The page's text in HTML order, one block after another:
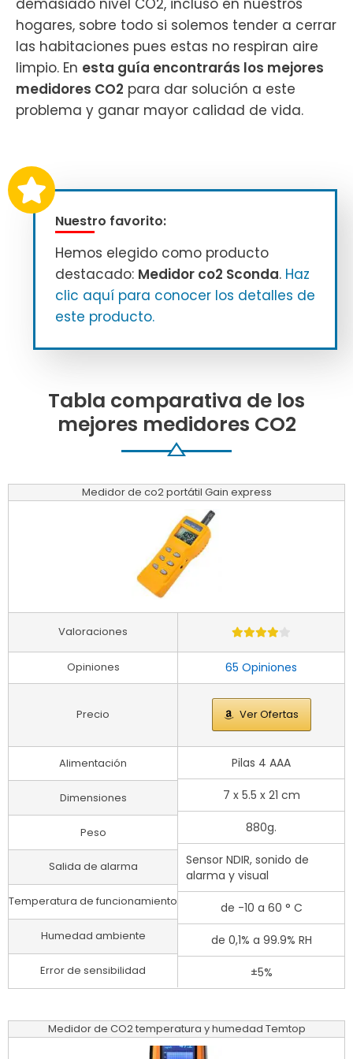
demasiado nivel CO2, incluso en nuestros
hogares, sobre todo si solemos tender a cerrar
las habitaciones pues estas no respiran aire
limpio. En esta guía encontrarás los mejores
medidores CO2 para dar solución a este
problema y ganar mayor calidad de vida.
Nuestro favorito:
Hemos elegido como producto
destacado: Medidor co2 Sconda. Haz
clic aquí para conocer los detalles de
este producto.
Tabla comparativa de los
mejores medidores CO2
Medidor de co2 portátil Gain express
65 Opiniones
Ver Ofertas
Pilas 4 AAA
7 x 5.5 x 21 cm
880g.
Sensor NDIR, sonido de
alarma y visual
de -10 a 60 ° C
de 0,1% a 99.9% RH
±5%
Valoraciones
Opiniones
Precio
Alimentación
Dimensiones
Peso
Salida de alarma
Temperatura de funcionamiento
Humedad ambiente
Error de sensibilidad
Medidor de CO2 temperatura y humedad Temtop